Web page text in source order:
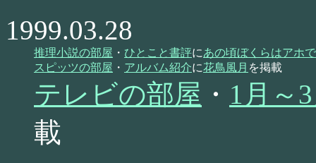
1999.03.28
推理小説の部屋 ・ ひとこと書評にあの頃ぼくらはアホ
スピッツの部屋 ・ アルバム紹介に花鳥風月 を掲載
テレビの部屋 ・ 1月～
載